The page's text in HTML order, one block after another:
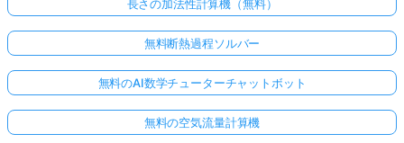
長さの加法性計算機（無料）
無料断熱過程ソルバー
無料のAI数学チューターチャットボット
無料の空気流量計算機